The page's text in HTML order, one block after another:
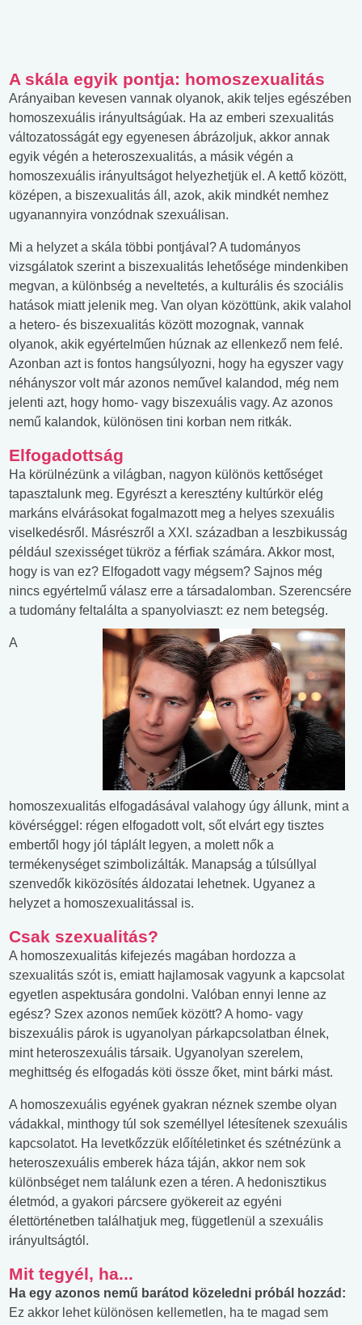
A skála egyik pontja: homoszexualitás
Arányaiban kevesen vannak olyanok, akik teljes egészében
homoszexuális irányultságúak. Ha az emberi szexualitás
változatosságát egy egyenesen ábrázoljuk, akkor annak
egyik végén a heteroszexualitás, a másik végén a
homoszexuális irányultságot helyezhetjük el. A kettő között,
középen, a biszexualitás áll, azok, akik mindkét nemhez
ugyanannyira vonzódnak szexuálisan.
Mi a helyzet a skála többi pontjával? A tudományos
vizsgálatok szerint a biszexualitás lehetősége mindenkiben
megvan, a különbség a neveltetés, a kulturális és szociális
hatások miatt jelenik meg. Van olyan közöttünk, akik valahol
a hetero- és biszexualitás között mozognak, vannak
olyanok, akik egyértelműen húznak az ellenkező nem felé.
Azonban azt is fontos hangsúlyozni, hogy ha egyszer vagy
néhányszor volt már azonos neművel kalandod, még nem
jelenti azt, hogy homo- vagy biszexuális vagy. Az azonos
nemű kalandok, különösen tini korban nem ritkák.
Elfogadottság
Ha körülnézünk a világban, nagyon különös kettőséget
tapasztalunk meg. Egyrészt a keresztény kultúrkör elég
markáns elvárásokat fogalmazott meg a helyes szexuális
viselkedésről. Másrészről a XXI. században a leszbikusság
például szexisséget tükröz a férfiak számára. Akkor most,
hogy is van ez? Elfogadott vagy mégsem? Sajnos még
nincs egyértelmű válasz erre a társadalomban. Szerencsére
a tudomány feltalálta a spanyolviaszt: ez nem betegség.
A
homoszexualitás elfogadásával valahogy úgy állunk, mint a
kövérséggel: régen elfogadott volt, sőt elvárt egy tisztes
embertől hogy jól táplált legyen, a molett nők a
termékenységet szimbolizálták. Manapság a túlsúllyal
szenvedők kiközösítés áldozatai lehetnek. Ugyanez a
helyzet a homoszexualitással is.
Csak szexualitás?
A homoszexualitás kifejezés magában hordozza a
szexualitás szót is, emiatt hajlamosak vagyunk a kapcsolat
egyetlen aspektusára gondolni. Valóban ennyi lenne az
egész? Szex azonos neműek között? A homo- vagy
biszexuális párok is ugyanolyan párkapcsolatban élnek,
mint heteroszexuális társaik. Ugyanolyan szerelem,
meghittség és elfogadás köti össze őket, mint bárki mást.
A homoszexuális egyének gyakran néznek szembe olyan
vádakkal, minthogy túl sok személlyel létesítenek szexuális
kapcsolatot. Ha levetkőzzük előítéletinket és szétnézünk a
heteroszexuális emberek háza táján, akkor nem sok
különbséget nem találunk ezen a téren. A hedonisztikus
életmód, a gyakori párcsere gyökereit az egyéni
élettörténetben találhatjuk meg, függetlenül a szexuális
irányultságtól.
Mit tegyél, ha...
Ha egy azonos nemű barátod közeledni próbál hozzád:
Ez akkor lehet különösen kellemetlen, ha te magad sem